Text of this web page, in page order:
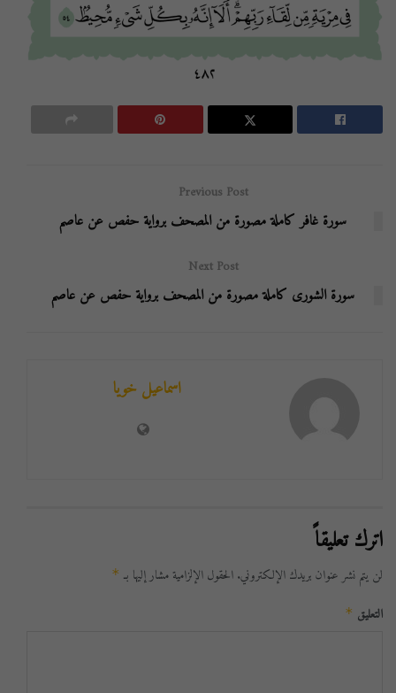
Previous Post
سورة غافر كاملة مصورة من المصحف برواية حفص عن عاصم
Next Post
سورة الشورى كاملة مصورة من المصحف برواية حفص عن عاصم
اسماعيل خويا
اترك تعليقاً
لن يتم نشر عنوان بريدك الإلكتروني. الحقول الإلزامية مشار إليها بـ *
التعليق *